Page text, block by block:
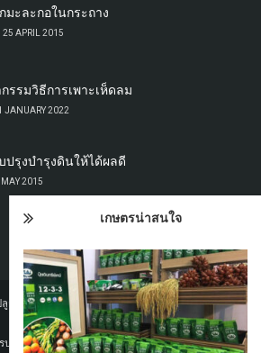
เกษตรน่าสนใจ
มะละกอในกระถาง
25 APRIL 2015
รรมวิธีการเพาะเห็ดลม
JANUARY 2022
ปรุงบํารุงดินให้ได้ผลดี
2015
ลูกผักสวนครัวรั้วกินได้TEAM. Powered byคนเขียน
บล็อก
ปลอดสารพิษ เกี่ยวกับเรา เพิ่มบทความ